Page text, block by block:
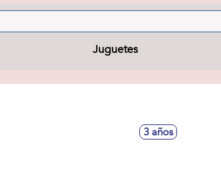
Juguetes
3 años